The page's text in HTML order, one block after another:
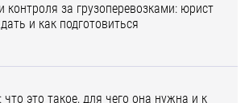
контроля за грузоперевозками: юрист
и как подготовиться
что это такое, для чего она нужна и к